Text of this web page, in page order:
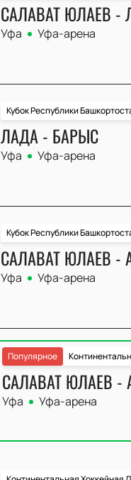
САЛАВАТ ЮЛАЕВ -
Уфа Уфа-арена
Кубок Республики
ЛАДА - БАРЫС
Уфа Уфа-арена
Кубок Республики
САЛАВАТ ЮЛАЕВ -
Уфа Уфа-арена
Популярное
САЛАВАТ ЮЛАЕВ -
Уфа Уфа-арена